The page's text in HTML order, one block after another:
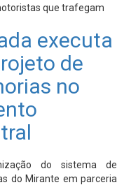
que trafegam
executa
de
no
do sistema de
do Mirante em parceria